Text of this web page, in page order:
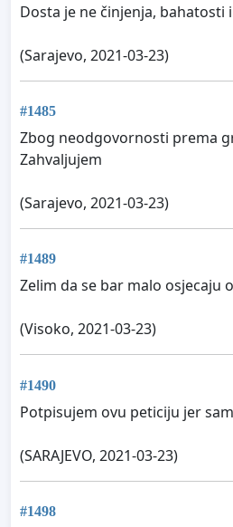
Dosta je ne činjenja,
(Sarajevo, 2021-03-23)
#1485
Zbog neodgovornosti prema
Zahvaljujem
(Sarajevo, 2021-03-23)
#1489
Zelim da se bar malo osjecaju
(Visoko, 2021-03-23)
#1490
Potpisujem ovu peticiju jer
(SARAJEVO, 2021-03-23)
#1498